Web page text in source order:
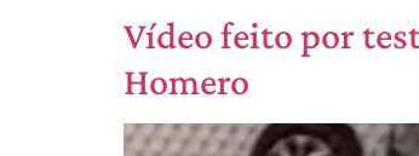
Vídeo feito por
Homero